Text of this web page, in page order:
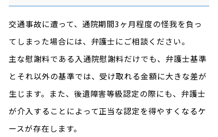
交通事故に遭って、通院期間3ヶ月程度の怪我を負っ
てしまった場合には、弁護士にご相談ください。
主な慰謝料である入通院慰謝料だけでも、弁護士基準
とそれ以外の基準では、受け取れる金額に大きな差が
生じます。また、後遺障害等級認定の際にも、弁護士
が介入することによって正当な認定を得やすくなるケ
ースが存在します。